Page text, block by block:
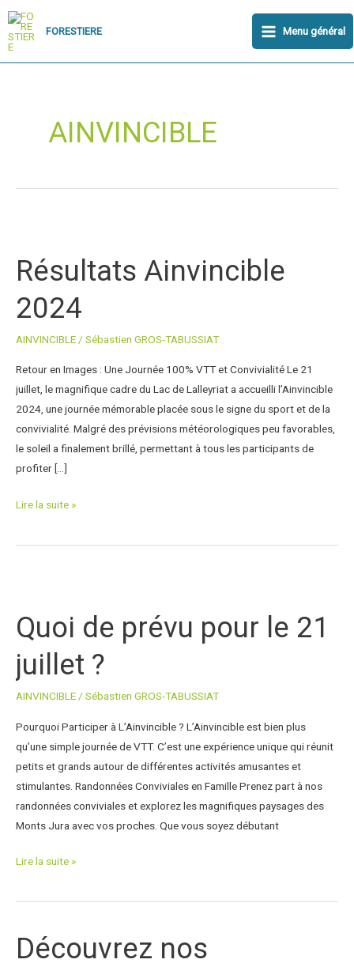
Aller
contenu
FORESTIERE
Main
Menu
Menu général
AINVINCIBLE
Résultats Ainvincible
2024
AINVINCIBLE / Sébastien GROS-TABUSSIAT
Retour en Images : Une Journée 100% VTT et Convivialité Le 21
juillet, le magnifique cadre du Lac de Lalleyriat a accueilli l’Ainvincible
2024, une journée mémorable placée sous le signe du sport et de la
convivialité. Malgré des prévisions météorologiques peu favorables,
le soleil a finalement brillé, permettant à tous les participants de
profiter […]
2024
Lire la suite »
Quoi de prévu pour le 21
juillet ?
AINVINCIBLE / Sébastien GROS-TABUSSIAT
Pourquoi Participer à L’Ainvincible ? L’Ainvincible est bien plus
qu’une simple journée de VTT. C’est une expérience unique qui réunit
petits et grands autour de différentes activités amusantes et
stimulantes. Randonnées Conviviales en Famille Prenez part à nos
randonnées conviviales et explorez les magnifiques paysages des
Monts Jura avec vos proches. Que vous soyez débutant
prévu
pour
le
21
juillet
Lire la suite »
Découvrez nos
Découvrez
nos